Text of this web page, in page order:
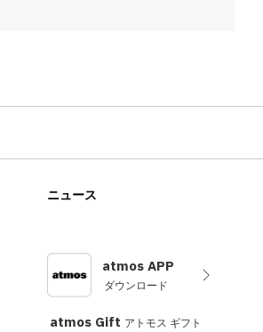
ニュース
atmos APP
ダウンロード
atmos Gift アトモス ギフト